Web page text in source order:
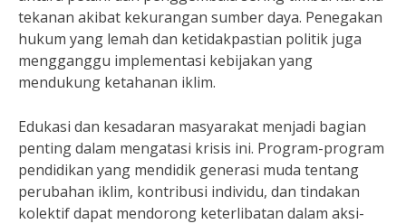
tekanan akibat kekurangan sumber daya. Penegakan
hukum yang lemah dan ketidakpastian politik juga
mengganggu implementasi kebijakan yang
mendukung ketahanan iklim.
Edukasi dan kesadaran masyarakat menjadi bagian
penting dalam mengatasi krisis ini. Program-program
pendidikan yang mendidik generasi muda tentang
perubahan iklim, kontribusi individu, dan tindakan
kolektif dapat mendorong keterlibatan dalam aksi-